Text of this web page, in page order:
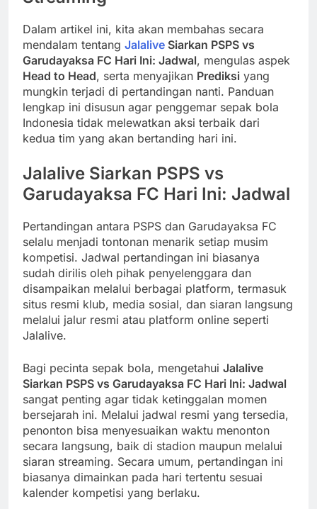
Dalam artikel ini, kita akan membahas secara
mendalam tentang Jalalive Siarkan PSPS vs
Garudayaksa FC Hari Ini: Jadwal, mengulas aspek
Head to Head, serta menyajikan Prediksi yang
mungkin terjadi di pertandingan nanti. Panduan
lengkap ini disusun agar penggemar sepak bola
Indonesia tidak melewatkan aksi terbaik dari
kedua tim yang akan bertanding hari ini.
Jalalive Siarkan PSPS vs
Garudayaksa FC Hari Ini: Jadwal
Pertandingan antara PSPS dan Garudayaksa FC
selalu menjadi tontonan menarik setiap musim
kompetisi. Jadwal pertandingan ini biasanya
sudah dirilis oleh pihak penyelenggara dan
disampaikan melalui berbagai platform, termasuk
situs resmi klub, media sosial, dan siaran langsung
melalui jalur resmi atau platform online seperti
Jalalive.
Bagi pecinta sepak bola, mengetahui Jalalive
Siarkan PSPS vs Garudayaksa FC Hari Ini: Jadwal
sangat penting agar tidak ketinggalan momen
bersejarah ini. Melalui jadwal resmi yang tersedia,
penonton bisa menyesuaikan waktu menonton
secara langsung, baik di stadion maupun melalui
siaran streaming. Secara umum, pertandingan ini
biasanya dimainkan pada hari tertentu sesuai
kalender kompetisi yang berlaku.